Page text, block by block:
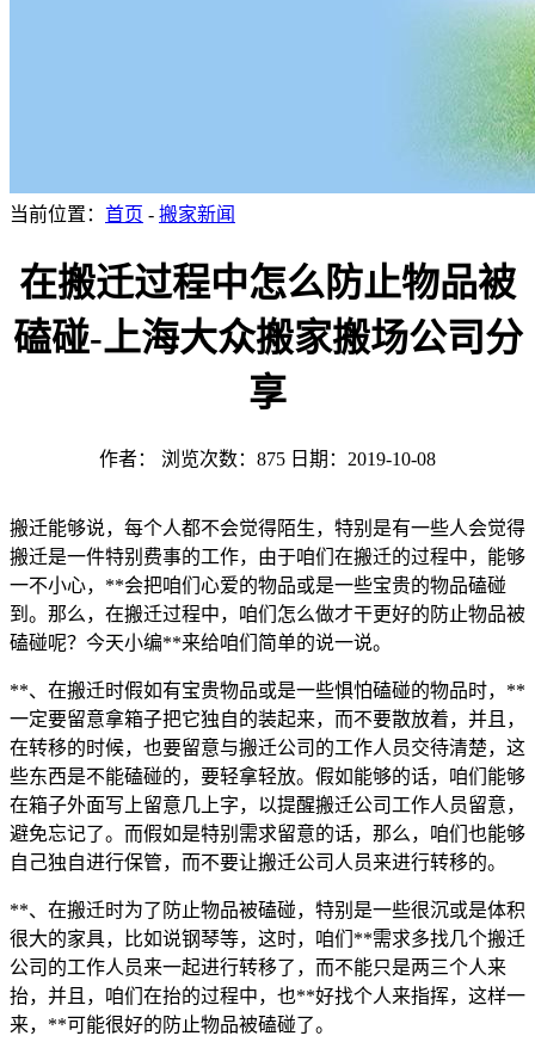
当前位置： 首页 - 搬家新闻
在搬迁过程中怎么防止物品被
磕碰-上海大众搬家搬场公司分
享
作者： 浏览次数：875 日期：2019-10-08
搬迁能够说，每个人都不会觉得陌生，特别是有一些人会觉得
搬迁是一件特别费事的工作，由于咱们在搬迁的过程中，能够
一不小心，**会把咱们心爱的物品或是一些宝贵的物品磕碰
到。那么，在搬迁过程中，咱们怎么做才干更好的防止物品被
磕碰呢？今天小编**来给咱们简单的说一说。
**、在搬迁时假如有宝贵物品或是一些惧怕磕碰的物品时，**
一定要留意拿箱子把它独自的装起来，而不要散放着，并且，
在转移的时候，也要留意与搬迁公司的工作人员交待清楚，这
些东西是不能磕碰的，要轻拿轻放。假如能够的话，咱们能够
在箱子外面写上留意几上字，以提醒搬迁公司工作人员留意，
避免忘记了。而假如是特别需求留意的话，那么，咱们也能够
自己独自进行保管，而不要让搬迁公司人员来进行转移的。
**、在搬迁时为了防止物品被磕碰，特别是一些很沉或是体积
很大的家具，比如说钢琴等，这时，咱们**需求多找几个搬迁
公司的工作人员来一起进行转移了，而不能只是两三个人来
抬，并且，咱们在抬的过程中，也**好找个人来指挥，这样一
来，**可能很好的防止物品被磕碰了。